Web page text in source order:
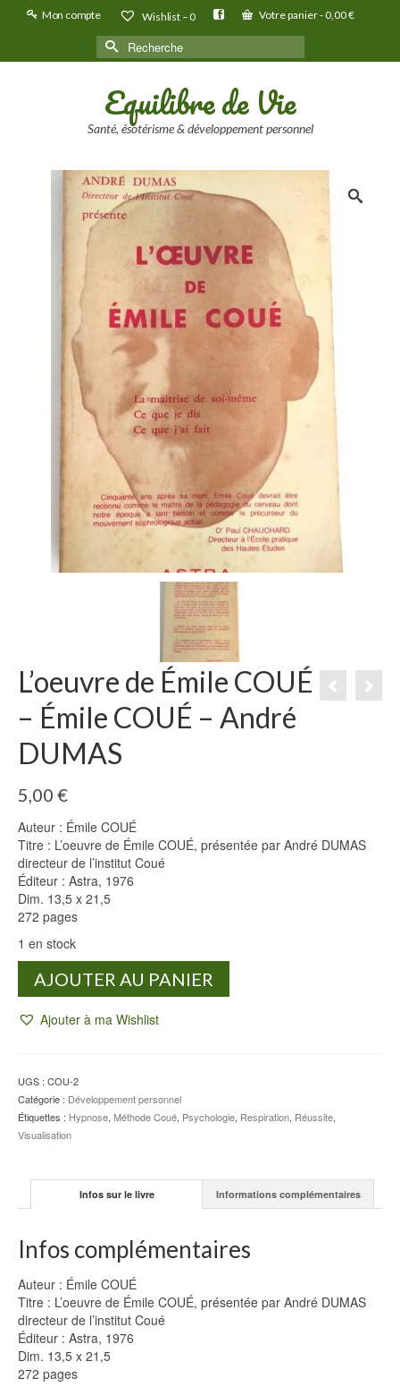
Mon compte Wishlist –0 Votre panier-0,00€
Rechercher :
Equilibre de Vie
Santé, ésotérisme & développement personnel
L’oeuvre de Émile COUÉ
– Émile COUÉ – André
DUMAS
5,00 €
Auteur : Émile COUÉ
Titre : L’oeuvre de Émile COUÉ, présentée par André DUMAS
directeur de l’institut Coué
Éditeur : Astra, 1976
Dim. 13,5 x 21,5
272 pages
1 en stock
de
-
Émile
COUÉ
-
AJOUTER AU PANIER
Ajouter à ma Wishlist
UGS : COU-2
Catégorie : Développement personnel
Étiquettes : Hypnose, Méthode Coué, Psychologie, Respiration, Réussite,
Visualisation
Infos sur le livre Informations complémentaires
Infos complémentaires
Auteur : Émile COUÉ
Titre : L’oeuvre de Émile COUÉ, présentée par André DUMAS
directeur de l’institut Coué
Éditeur : Astra, 1976
Dim. 13,5 x 21,5
272 pages